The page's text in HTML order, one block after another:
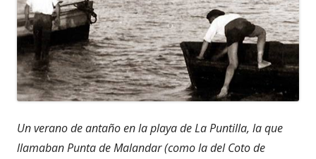
Un verano de antaño en la playa de La Puntilla, la que
llamaban Punta de Malandar (como la del Coto de